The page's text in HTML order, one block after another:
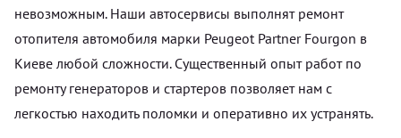
невозможным. Наши автосервисы выполнят ремонт
отопителя автомобиля марки Peugeot Partner Fourgon в
Киеве любой сложности. Существенный опыт работ по
ремонту генераторов и стартеров позволяет нам с
легкостью находить поломки и оперативно их устранять.